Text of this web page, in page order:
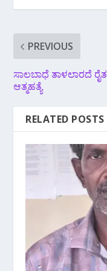
PREVIOUS
ಸಾಲಬಾಧೆ ತಾಳಲಾರದೆ ರೈತ
ಆತ್ಮಹತ್ಯೆ
RELATED POSTS